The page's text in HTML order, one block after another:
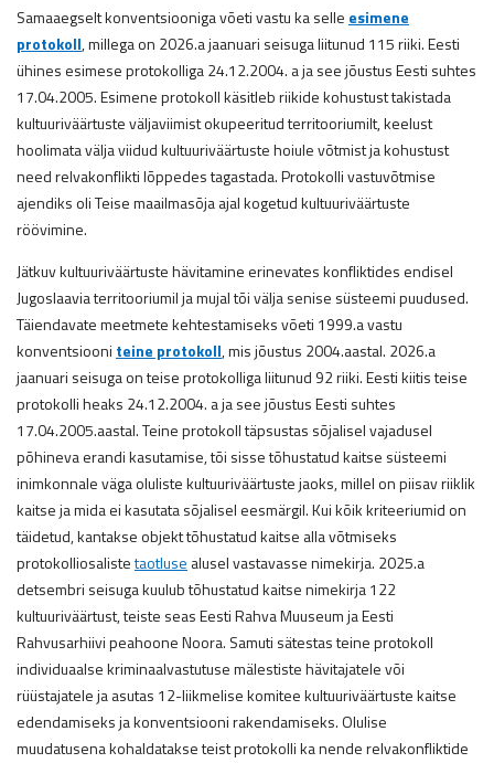
Samaaegselt konventsiooniga võeti vastu ka selle esimene
protokoll, millega on 2026.a jaanuari seisuga liitunud 115 riiki. Eesti
ühines esimese protokolliga 24.12.2004. a ja see jõustus Eesti suhtes
17.04.2005. Esimene protokoll käsitleb riikide kohustust takistada
kultuuriväärtuste väljaviimist okupeeritud territooriumilt, keelust
hoolimata välja viidud kultuuriväärtuste hoiule võtmist ja kohustust
need relvakonflikti lõppedes tagastada. Protokolli vastuvõtmise
ajendiks oli Teise maailmasõja ajal kogetud kultuuriväärtuste
röövimine.
Jätkuv kultuuriväärtuste hävitamine erinevates konfliktides endisel
Jugoslaavia territooriumil ja mujal tõi välja senise süsteemi puudused.
Täiendavate meetmete kehtestamiseks võeti 1999.a vastu
konventsiooni teine protokoll, mis jõustus 2004.aastal. 2026.a
jaanuari seisuga on teise protokolliga liitunud 92 riiki. Eesti kiitis teise
protokolli heaks 24.12.2004. a ja see jõustus Eesti suhtes
17.04.2005.aastal. Teine protokoll täpsustas sõjalisel vajadusel
põhineva erandi kasutamise, tõi sisse tõhustatud kaitse süsteemi
inimkonnale väga oluliste kultuuriväärtuste jaoks, millel on piisav riiklik
kaitse ja mida ei kasutata sõjalisel eesmärgil. Kui kõik kriteeriumid on
täidetud, kantakse objekt tõhustatud kaitse alla võtmiseks
protokolliosalistetaotluse alusel vastavasse nimekirja. 2025.a
detsembri seisuga kuulub tõhustatud kaitse nimekirja 122
kultuuriväärtust, teiste seas Eesti Rahva Muuseum ja Eesti
Rahvusarhiivi peahoone Noora. Samuti sätestas teine protokoll
individuaalse kriminaalvastutuse mälestiste hävitajatele või
rüüstajatele ja asutas 12-liikmelise komitee kultuuriväärtuste kaitse
edendamiseks ja konventsiooni rakendamiseks. Olulise
muudatusena kohaldatakse teist protokolli ka nende relvakonfliktide